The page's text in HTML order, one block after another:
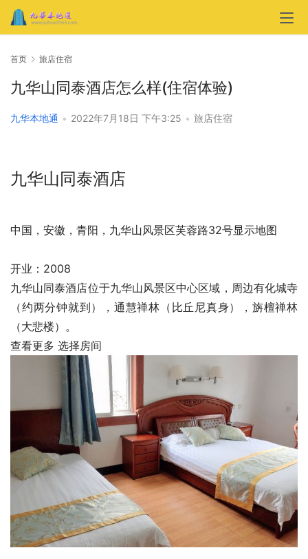
首页 旅店住宿
九华山同泰酒店怎么样(住宿体验)
九华本地通 • 2022年7月18日 下午3:25 • 旅店住宿
九华山同泰酒店
中国，安徽，青阳，九华山风景区芙蓉路32号显示地图
开业：2008
九华山同泰酒店位于九华山风景区中心区域，周边有化城寺
（约两分钟就到），通慧禅林（比丘尼真身），旃檀禅林
（大悲楼）。
查看更多 选择房间